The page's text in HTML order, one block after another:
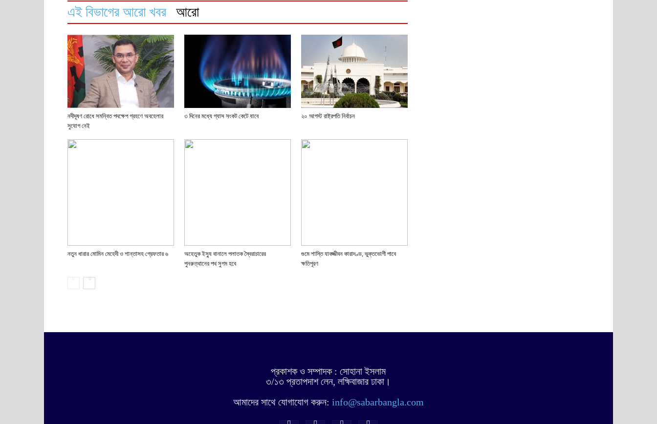
এই বিভাগের আরো খবর আরো
নদীদূষণ রোধে সমন্বিত পদক্ষেপ গ্রহণে অবহেলার
সুযোগ নেই
৩ দিনের মধ্যে গ্যাস সংকট কেটে যাবে ২০ আগস্ট রাষ্ট্রপতি নির্বাচন
নতুন ধারার মোমিন মেহেদী ও শান্তাসহ গ্রেফতার ৬
অহেতুক ইস্যু বানালে পলাতক স্বৈরাচারের
পুনরুত্থানের পথ সুগম হবে
গুমে শাস্তি যাবজ্জীবন কারাদণ্ড, ভুক্তভোগী পাবে
ক্ষতিপূরণ
প্রকাশক ও সম্পাদক : সোহানা ইসলাম
৩/১৩ প্রতাপদাশ লেন, লক্ষিবাজার ঢাকা।
আমাদের সাথে যোগাযোগ করুন: info@sabarbangla.com